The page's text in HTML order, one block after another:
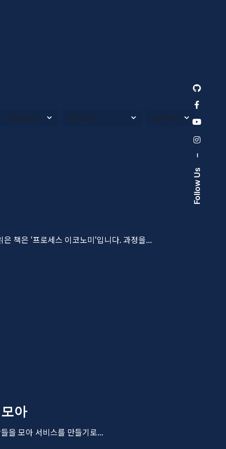
Follow Us
책은 ‘프로세스 이코노미‘입니다. 과정을...
아
을 모아 서비스를 만들기로...